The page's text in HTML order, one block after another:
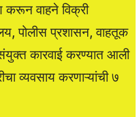
करून वाहने विक्री
पोलीस प्रशासन, वाहतूक
संयुक्त कारवाई करण्यात आली
व्यवसाय करणाऱ्यांची ७